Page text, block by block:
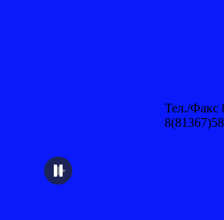
Тел./Факс